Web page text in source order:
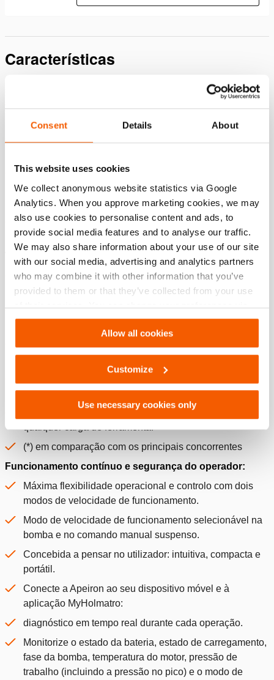
Consent Details About
This website uses cookies
We collect anonymous website statistics via Google
Analytics. When you approve marketing cookies, we may
also use cookies to personalise content and ads, to
provide social media features and to analyse our traffic.
We may also share information about your use of our site
with our social media, advertising and analytics partners
who may combine it with other information that you’ve
provided to them or that they’ve collected from your use
of their services. You can change your preferences via
Settings. See ourcookiestatement.
Allow all cookies
Customize
Use necessary cookies only
Características
Uma bateria especialmente concebida com células
grandes e de alta qualidade minimiza o desgaste
através de uma conectividade perfeita com a bomba.
Estrutura de proteção integrada para proteger as peças
vitais.
Velocidade inigualável
A bomba a bateria mais rápida com a tecnologia
patenteada de Maximização contínua de velocidade:
50% mais rápida a 700 bar, 90% mais rápida a 500 bar
bateria (*).
apenas 20 minutos para 80%.
Ajustes contínuos otimizados: velocidade máxima em
qualquer carga de ferramenta.
(*) em comparação com os principais concorrentes
Funcionamento contínuo e segurança do operador:
Máxima flexibilidade operacional e controlo com dois
modos de velocidade de funcionamento.
Modo de velocidade de funcionamento selecionável na
bomba e no comando manual suspenso.
Concebida a pensar no utilizador: intuitiva, compacta e
portátil.
Conecte a Apeiron ao seu dispositivo móvel e à
aplicação MyHolmatro:
diagnóstico em tempo real durante cada operação.
Monitorize o estado da bateria, estado de carregamento,
fase da bomba, temperatura do motor, pressão de
trabalho (incluindo a pressão no pico) e o modo de